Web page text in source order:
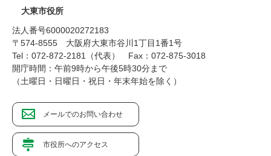
大東市役所
法人番号6000020272183
〒574-8555 大阪府大東市谷川1丁目1番1号
Tel：072-872-2181（代表）
Fax：072-875-3018
開庁時間：午前9時から午後5時30分まで
（土曜日・日曜日・祝日・年末年始を除く）
メールでのお問い合わせ
市役所へのアクセス